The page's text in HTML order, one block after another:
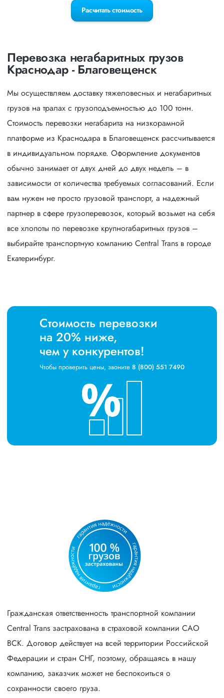
Расчитать стоимость
Перевозка негабаритных грузов
Краснодар - Благовещенск
Мы осуществляем доставку тяжеловесных и негабаритных
грузов на тралах с грузоподъемностью до 100 тонн.
Стоимость перевозки негабарита на низкорамной
платформе из Краснодара в Благовещенск рассчитывается
в индивидуальном порядке. Оформление документов
обычно занимает от двух дней до двух недель – в
зависимости от количества требуемых согласований. Если
вам нужен не просто грузовой транспорт, а надежный
партнер в сфере грузоперевозок, который возьмет на себя
все хлопоты по перевозке крупногабаритных грузов –
выбирайте транспортную компанию Central Trans в городе
Екатеринбург.
Стоимость перевозки
на 20% ниже,
чем у конкурентов!
Чтобы проверить цены, звоните 8 (800) 551 7490
Гражданская ответственность транспортной компании
Central Trans застрахована в страховой компании САО
ВСК. Договор действует на всей территории Российской
Федерации и стран СНГ, поэтому, обращаясь в нашу
компанию, заказчик может не беспокоиться о
сохранности своего груза.